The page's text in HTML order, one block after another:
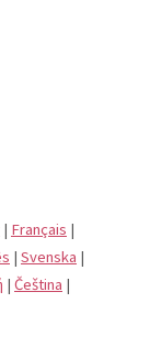
| Français |
| Svenska |
| Čeština |